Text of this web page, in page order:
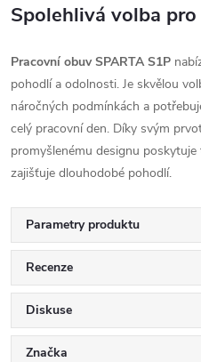
Spolehlivá volba
Pracovní obuv SPARTA S1P
pohodlí a odolnosti. Je skvělou
náročných podmínkách a
celý pracovní den. Díky svým
promyšlenému designu
zajišťuje dlouhodobé pohodlí.
Parametry produktu
Recenze
Diskuse
Značka